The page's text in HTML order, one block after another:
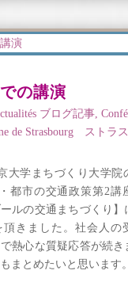
の講演
ブログ記事,
de Strasbourg ストラ
大学まちづくり大学院
都市の交通政策第2講
ールの交通まちづくり】
頂きました。社会人の
熱心な質疑応答が続き
まとめたいと思います